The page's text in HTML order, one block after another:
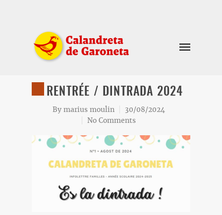
RENTRÉE / DINTRADA 2024
By marius moulin
30/08/2024
No Comments